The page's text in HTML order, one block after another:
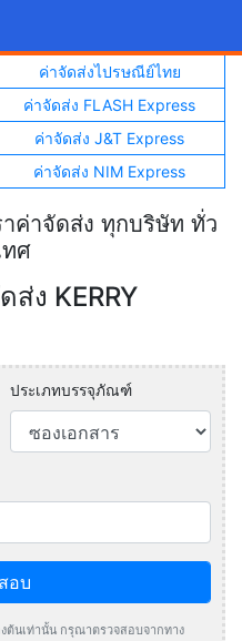
ค่าจัดส่งไปรษณีย์ไทย
ค่าจัดส่ง FLASH Express
ค่าจัดส่ง J&T Express
ค่าจัดส่ง NIM Express
าค่าจัดส่ง ทุกบริษัท ทั่ว
ทศ
ง KERRY
ประเภทบรรจุภัณฑ์
อบ
ต้นเท่านั้น กรุณาตรวจสอบจากทาง